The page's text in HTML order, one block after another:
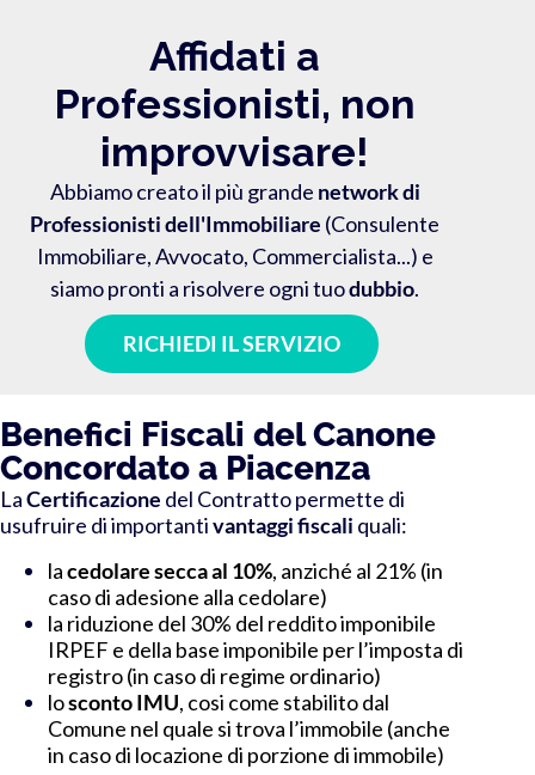
Affidati a
Professionisti, non
improvvisare!
Abbiamo creato il più grande network di
Professionisti dell'Immobiliare (Consulente
Immobiliare, Avvocato, Commercialista...) e
siamo pronti a risolvere ogni tuodubbio.
RICHIEDI IL SERVIZIO
Benefici Fiscali del Canone
Concordato a Piacenza
LaCertificazione del Contrattopermette di
usufruire di importantivantaggi fiscali quali:
lacedolare secca al 10%, anziché al 21% (in
caso di adesione alla cedolare)
la riduzione del 30% del reddito imponibile
IRPEF e della base imponibile per l’imposta di
registro(in caso di regime ordinario)
losconto IMU, cosi come stabilito dal
Comune nel quale si trova l’immobile (anche
in caso di locazione di porzione di immobile)